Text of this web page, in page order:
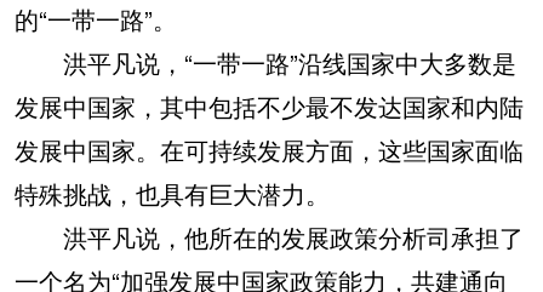
的“一带一路”。
洪平凡说，“一带一路”沿线国家中大多数是
发展中国家，其中包括不少最不发达国家和内陆
发展中国家。在可持续发展方面，这些国家面临
特殊挑战，也具有巨大潜力。
洪平凡说，他所在的发展政策分析司承担了
一个名为“加强发展中国家政策能力，共建通向